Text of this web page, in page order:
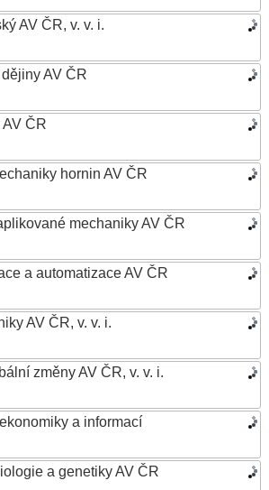
AV ČR, v. v. i.
AV ČR
ČR
hornin AV ČR
mechaniky AV ČR
a automatizace AV ČR
AV ČR, v. v. i.
změny AV ČR, v. v. i.
a informací
a genetiky AV ČR